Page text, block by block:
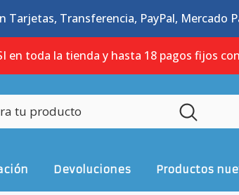
Tarjetas, Transferencia, PayPal, Mercado
en toda la tienda y hasta 18 pagos fijos
Devoluciones Productos